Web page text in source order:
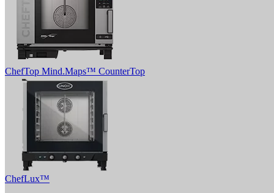
ChefTop Mind.Maps™ CounterTop
ChefLux™